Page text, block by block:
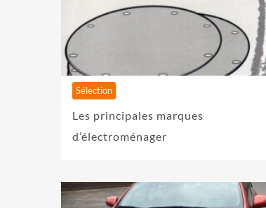
Sélection
Les principales marques
d’électroménager